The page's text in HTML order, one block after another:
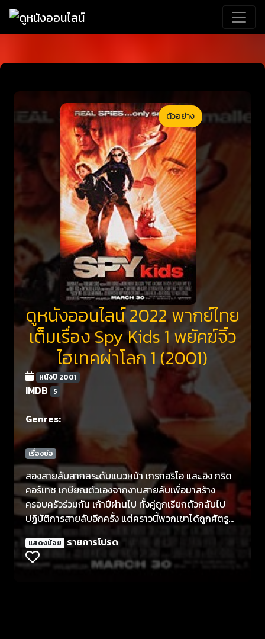
ตัวอย่าง
ดูหนังออนไลน์ 2022 พากย์ไทย
เต็มเรื่อง Spy Kids 1 พยัคฆ์จิ๋ว
ไฮเทคผ่าโลก 1 (2001)
หนังปี 2001
IMDB 5
Genres:
เรื่องย่อ
สองสายลับสากลระดับแนวหน้า เกรกอริโอ และ.อิง กริด
คอร์เทซ เกษียณตัวเองจากงานสายลับเพื่อมาสร้าง
ครอบครัวร่วมกัน เก้าปีผ่านไป ทั้งคู่ถูกเรียกตัวกลับไป
ปฏิบัติการสายลับอีกครั้ง แต่คราวนี้พวกเขาได้ถูกศัตรู
ลักพาตัวไป ผู้ต้องสงสัยที่อาจมีส่วนเกี่ยวข้องกับการ
หายตัวอย่างลึกลับครั้งนี้คือเฟีแกน ฟลุพ.(อลัน คัม
มิ่ง).พ่อมดแห่งเทคโนโลยีผู้ครอบครองเครื่องมือพิเศษที่
แสดงน้อย รายการโปรด